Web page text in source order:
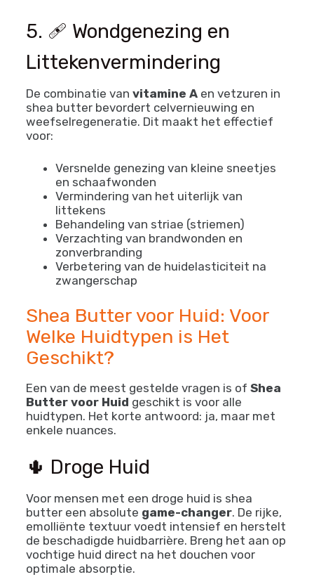
5. 🩹 Wondgenezing en
Littekenvermindering
De combinatie van vitamine Aen vetzuren in
shea butter bevordert celvernieuwing en
weefselregeneratie. Dit maakt het effectief
voor:
Versnelde genezing van kleine sneetjes
en schaafwonden
Vermindering van het uiterlijk van
littekens
Behandeling van striae (striemen)
Verzachting van brandwonden en
zonverbranding
Verbetering van de huidelasticiteit na
zwangerschap
Shea Butter voor Huid: Voor
Welke Huidtypen is Het
Geschikt?
Een van de meest gestelde vragen is of Shea
Butter voor Huid geschikt is voor alle
huidtypen. Het korte antwoord: ja, maar met
enkele nuances.
🌵 Droge Huid
Voor mensen met een droge huid is shea
butter een absolute game-changer. De rijke,
emolliënte textuur voedt intensief en herstelt
de beschadigde huidbarrière. Breng het aan op
vochtige huid direct na het douchen voor
optimale absorptie.